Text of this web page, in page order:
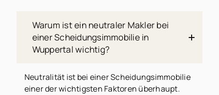
Warum ist ein neutraler Makler bei
einer Scheidungsimmobilie in
Wuppertal wichtig?
Neutralität ist bei einer Scheidungsimmobilie
einer der wichtigsten Faktoren überhaupt.